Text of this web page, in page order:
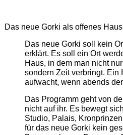
Das neue Gorki als offenes Haus
Das neue Gorki soll kein
erklärt. Es soll ein Ort
Haus, in dem man nicht
sondern Zeit verbringt. Ein
aufwacht, wenn abends
Das Programm geht von
nicht auf ihr. Es bewegt
Studio, Palais,
für das neue Gorki kein